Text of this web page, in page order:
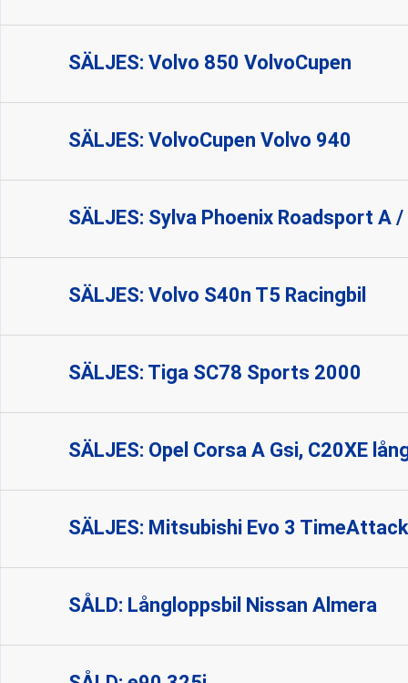
SÄLJES: Volvo 850 VolvoCupen
SÄLJES: VolvoCupen Volvo 940
SÄLJES: Sylva Phoenix Roadsport A
SÄLJES: Volvo S40n T5 Racingbil
SÄLJES: Tiga SC78 Sports 2000
SÄLJES: Opel Corsa A Gsi, C20XE
SÄLJES: Mitsubishi Evo 3
SÅLD: Långloppsbil Nissan Almera